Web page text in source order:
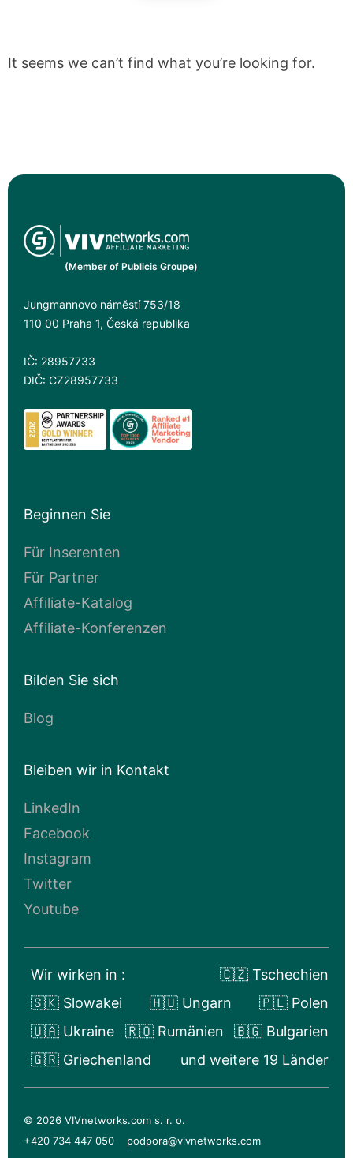
It seems we can’t find what you’re looking for.
(Member of Publicis Groupe)
Jungmannovo náměstí 753/18
110 00 Praha 1, Česká republika
IČ: 28957733
DIČ: CZ28957733
Beginnen Sie
Für Inserenten
Für Partner
Affiliate-Katalog
Affiliate-Konferenzen
Bilden Sie sich
Blog
Bleiben wir in Kontakt
LinkedIn
Facebook
Instagram
Twitter
Youtube
Wir wirken in :
🇨🇿 Tschechien
🇸🇰 Slowakei
🇭🇺 Ungarn
🇵🇱 Polen
🇺🇦 Ukraine
🇷🇴 Rumänien
🇧🇬 Bulgarien
🇬🇷 Griechenland
und weitere 19 Länder
© 2026 VIVnetworks.com s. r. o.
+420 734 447 050
podpora@vivnetworks.com